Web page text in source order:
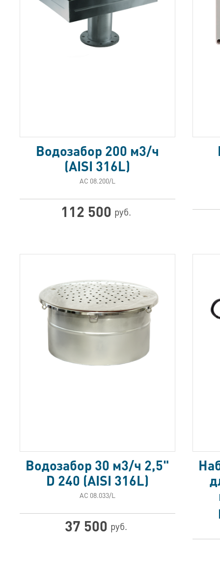
Водозабор 200 м3/ч
(AISI 316L)
АС 08.200/L
112 500 руб.
Водозабор 30 м3/ч 2,5"
D 240 (AISI 316L)
АС 08.033/L
37 500 руб.